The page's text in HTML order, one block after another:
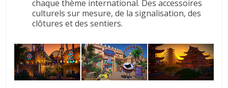
chaque thème international. Des accessoires
culturels sur mesure, de la signalisation, des
clôtures et des sentiers.